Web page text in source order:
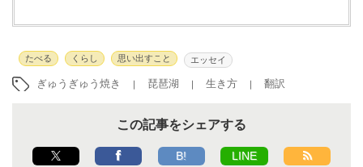
たべる くらし 思い出すこと エッセイ
ぎゅうぎゅう焼き 琵琶湖 生き方 翻訳
この記事をシェアする
B! LINE